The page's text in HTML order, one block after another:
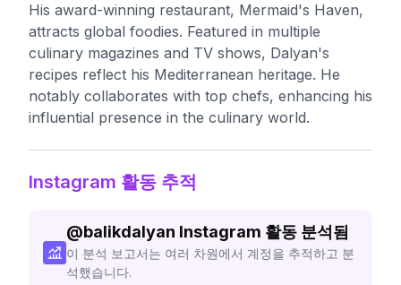
His award-winning restaurant, Mermaid's Haven,
attracts global foodies. Featured in multiple
culinary magazines and TV shows, Dalyan's
recipes reflect his Mediterranean heritage. He
notably collaborates with top chefs, enhancing his
influential presence in the culinary world.
Instagram 활동 추적
@balikdalyan Instagram 활동 분석됨
이 분석 보고서는 여러 차원에서 계정을 추적하고 분
석했습니다.